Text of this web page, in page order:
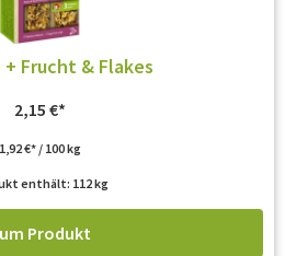
+ Frucht & Flakes
2,15 €
1,92€ / 100kg
enthält: 112kg
Produkt